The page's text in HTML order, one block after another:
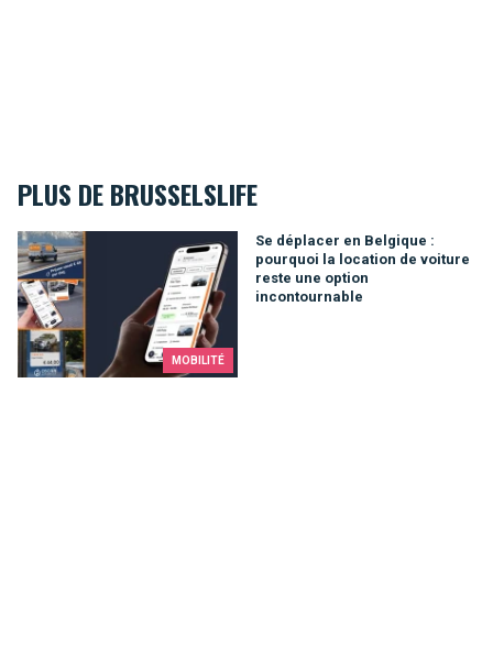
PLUS DE BRUSSELSLIFE
MOBILITÉ
Se déplacer en Belgique :
pourquoi la location de voiture
reste une option
incontournable
Se déplacer en Belgique : pourquoi la location de voiture